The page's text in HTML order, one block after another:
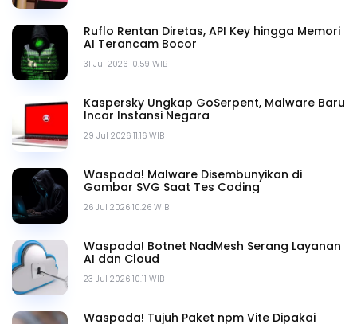
31 Jul 2026 10.59 WIB
Ruflo Rentan Diretas, API Key hingga Memori
AI Terancam Bocor
29 Jul 2026 11.16 WIB
Kaspersky Ungkap GoSerpent, Malware Baru
Incar Instansi Negara
26 Jul 2026 10.26 WIB
Waspada! Malware Disembunyikan di
Gambar SVG Saat Tes Coding
23 Jul 2026 10.11 WIB
Waspada! Botnet NadMesh Serang Layanan
AI dan Cloud
Waspada! Tujuh Paket npm Vite Dipakai